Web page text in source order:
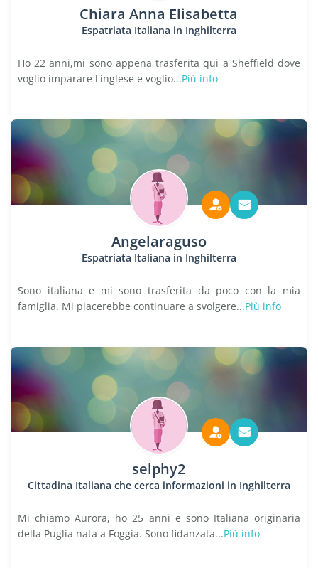
Chiara Anna Elisabetta
Espatriata Italiana in Inghilterra
Ho 22 anni,mi sono appena trasferita qui a Sheffield dove
voglio imparare l'inglese e voglio...Più info
Angelaraguso
Espatriata Italiana in Inghilterra
Sono italiana e mi sono trasferita da poco con la mia
famiglia. Mi piacerebbe continuare a svolgere...Più info
selphy2
Cittadina Italiana che cerca informazioni in Inghilterra
Mi chiamo Aurora, ho 25 anni e sono Italiana originaria
della Puglia nata a Foggia. Sono fidanzata...Più info